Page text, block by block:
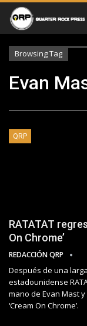
Browsing Tag
Evan
QRP
RATATAT
On Chrome’
REDACCIÓN QRP
Después de una
estadounidense
mano de Evan Mast
‘Cream On Chrome’.